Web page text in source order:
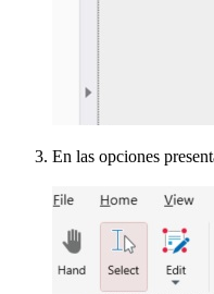
En las opciones